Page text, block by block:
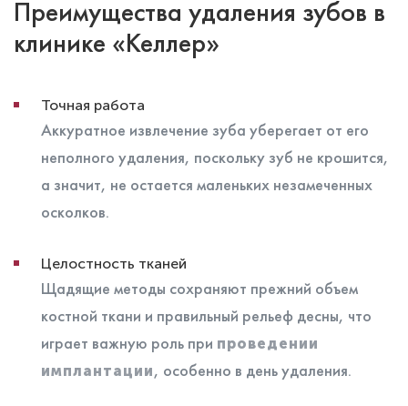
Преимущества удаления зубов в
клинике «Келлер»
Точная работа
Аккуратное извлечение зуба уберегает от его
неполного удаления, поскольку зуб не крошится,
а значит, не остается маленьких незамеченных
осколков.
Целостность тканей
Щадящие методы сохраняют прежний объем
костной ткани и правильный рельеф десны, что
играет важную роль при проведении
имплантации, особенно в день удаления.